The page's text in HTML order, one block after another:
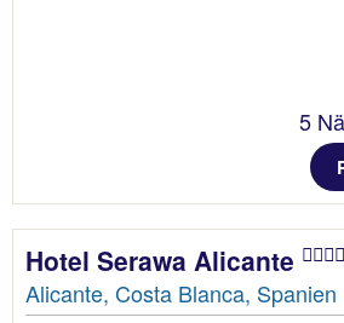
5
Hotel Serawa Alicante
Alicante, Costa Blanca, Spanien